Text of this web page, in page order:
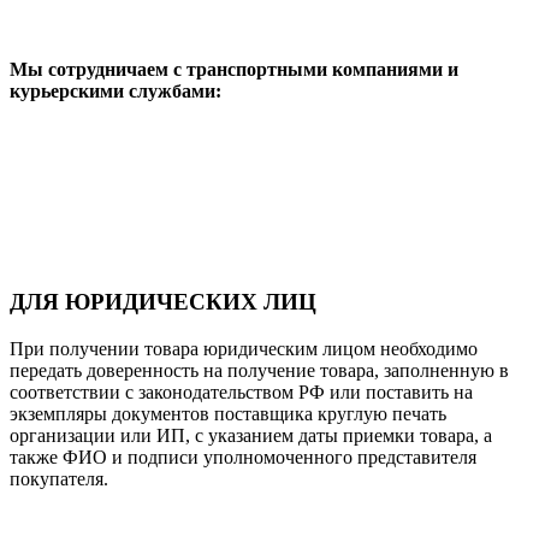
Мы сотрудничаем с транспортными компаниями и
курьерскими службами:
ДЛЯ ЮРИДИЧЕСКИХ ЛИЦ
При получении товара юридическим лицом необходимо
передать доверенность на получение товара, заполненную в
соответствии с законодательством РФ или поставить на
экземпляры документов поставщика круглую печать
организации или ИП, с указанием даты приемки товара, а
также ФИО и подписи уполномоченного представителя
покупателя.